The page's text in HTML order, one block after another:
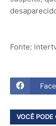
Fonte:
VOCÊ PODE